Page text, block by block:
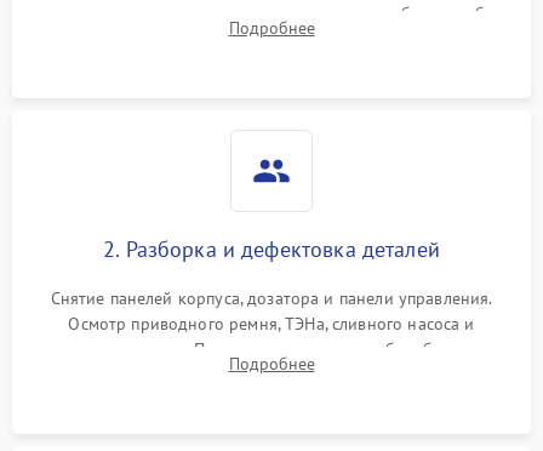
выявления посторонних шумов, протечек или сбоев в работе
электронного модуля управления.
Подробнее
2. Разборка и дефектовка деталей
Снятие панелей корпуса, дозатора и панели управления.
Осмотр приводного ремня, ТЭНа, сливного насоса и
амортизаторов. Проверка подшипников барабана и
крестовины на износ, а манжеты люка на разрывы.
Подробнее